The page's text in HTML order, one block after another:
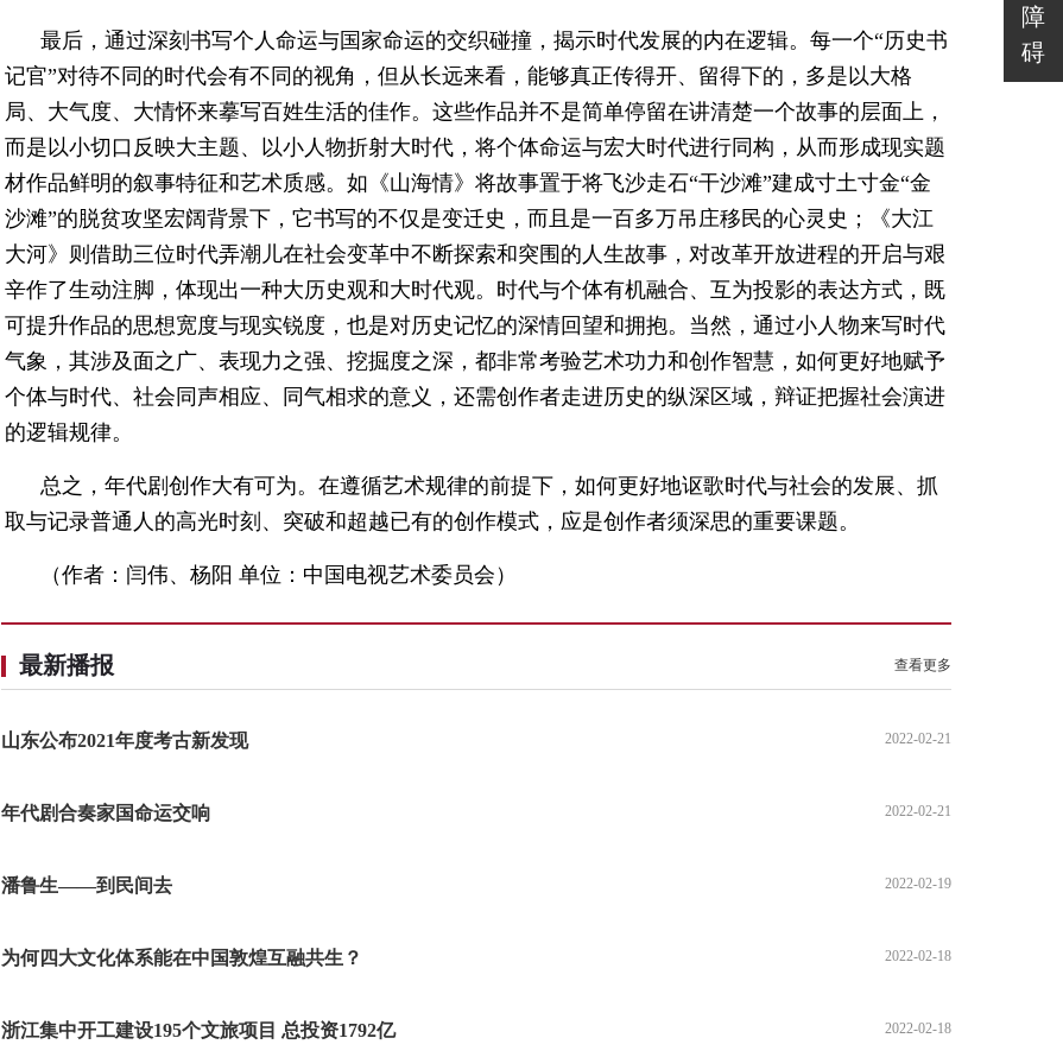
障
碍
最后，通过深刻书写个人命运与国家命运的交织碰撞，揭示时代发展的内在逻辑。每一个“历史书
记官”对待不同的时代会有不同的视角，但从长远来看，能够真正传得开、留得下的，多是以大格
局、大气度、大情怀来摹写百姓生活的佳作。这些作品并不是简单停留在讲清楚一个故事的层面上，
而是以小切口反映大主题、以小人物折射大时代，将个体命运与宏大时代进行同构，从而形成现实题
材作品鲜明的叙事特征和艺术质感。如《山海情》将故事置于将飞沙走石“干沙滩”建成寸土寸金“金
沙滩”的脱贫攻坚宏阔背景下，它书写的不仅是变迁史，而且是一百多万吊庄移民的心灵史；《大江
大河》则借助三位时代弄潮儿在社会变革中不断探索和突围的人生故事，对改革开放进程的开启与艰
辛作了生动注脚，体现出一种大历史观和大时代观。时代与个体有机融合、互为投影的表达方式，既
可提升作品的思想宽度与现实锐度，也是对历史记忆的深情回望和拥抱。当然，通过小人物来写时代
气象，其涉及面之广、表现力之强、挖掘度之深，都非常考验艺术功力和创作智慧，如何更好地赋予
个体与时代、社会同声相应、同气相求的意义，还需创作者走进历史的纵深区域，辩证把握社会演进
的逻辑规律。
总之，年代剧创作大有可为。在遵循艺术规律的前提下，如何更好地讴歌时代与社会的发展、抓
取与记录普通人的高光时刻、突破和超越已有的创作模式，应是创作者须深思的重要课题。
（作者：闫伟、杨阳 单位：中国电视艺术委员会）
最新播报 查看更多
山东公布2021年度考古新发现 2022-02-21
年代剧合奏家国命运交响 2022-02-21
潘鲁生——到民间去 2022-02-19
为何四大文化体系能在中国敦煌互融共生？ 2022-02-18
浙江集中开工建设195个文旅项目 总投资1792亿 2022-02-18